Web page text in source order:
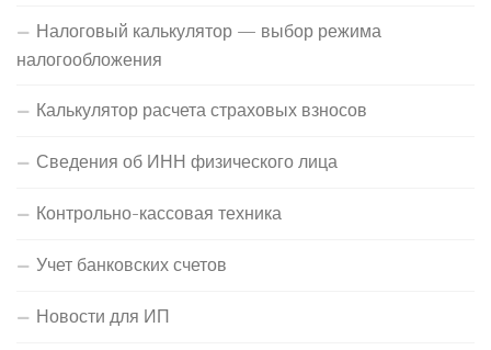
Налоговый калькулятор — выбор режима
налогообложения
Калькулятор расчета страховых взносов
Сведения об ИНН физического лица
Контрольно-кассовая техника
Учет банковских счетов
Новости для ИП